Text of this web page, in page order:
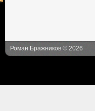
Роман Бражников © 2026